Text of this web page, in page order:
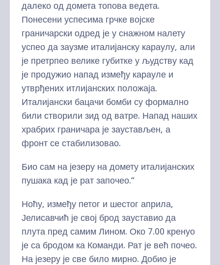
далеко од домета топова ведета.
Понесени успесима грчке војске
граничарски одред је у снажном налету
успео да заузме италијанску караулу, али
је претрпео велике губитке у људству кад
је продужио напад између карауле и
утврђених итлијанских положаја.
Италијански бацачи бомби су формално
били створили зид од ватре. Напад наших
храбрих граничара је заустављен, а
фронт се стабилизовао.
Био сам на језеру на домету италијанских
пушака кад је рат започео.“
Ноћу, између петог и шестог априла,
Јелисавчић је свој брод зауставио да
плута пред самим Лином. Око 7.00 кренуо
је са бродом ка Команди. Рат је већ почео.
На језеру је све било мирно. Добио је